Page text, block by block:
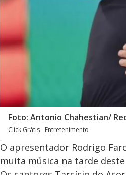
Foto: Antonio Chahestian/
Click Grátis - Entretenimento
O apresentador Rodrigo
muita música na tarde